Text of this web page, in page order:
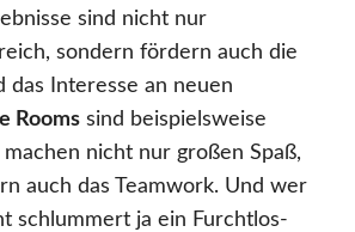
sind nicht nur
sondern fördern auch die
das Interesse an neuen
Rooms sind beispielsweise
nicht nur großen Spaß,
auch das Teamwork. Und wer
schlummert ja ein Furchtlos-